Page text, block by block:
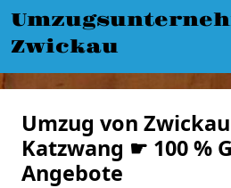
Zwickau
Umzug von
Katzwang ☛ 100 %
Angebote